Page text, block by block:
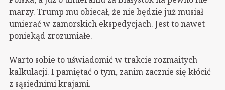
marzy. Trump mu obiecał, że nie będzie już musiał
umierać w zamorskich ekspedycjach. Jest to nawet
poniekąd zrozumiałe.
Warto sobie to uświadomić w trakcie rozmaitych
kalkulacji. I pamiętać o tym, zanim zacznie się kłócić
z sąsiednimi krajami.